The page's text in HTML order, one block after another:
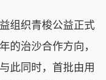
组织青梭公益正式
的治沙合作方向，
此同时，首批由用